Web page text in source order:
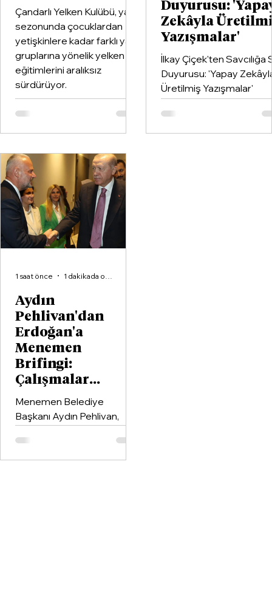
Çandarlı Yelken Kulübü, yaz
sezonunda çocuklardan
yetişkinlere kadar farklı yaş
gruplarına yönelik yelken
eğitimlerini aralıksız
sürdürüyor.
Duyurusu:
Zekâyla
Yazışmalar'
İlkay Çiçek'ten Savcılığa
Duyurusu: 'Yapay
Üretilmiş Yazışmalar'
Aydın
Pehlivan'dan
Erdoğan'a
Menemen
Brifingi:
Çalışmalar
Masaya Yatırıldı
Menemen Belediye
Başkanı Aydın Pehlivan,
Genel Başkanı Recep
Tayyip Erdoğan ilçede
1 saat önce